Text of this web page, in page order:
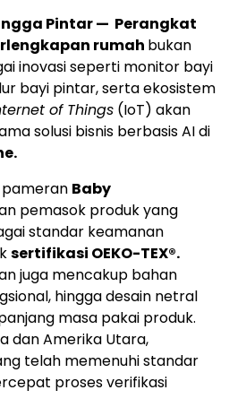
Pintar — Perangkat
rumah bukan
inovasi seperti monitor bayi
bayi pintar, serta ekosistem
of Things (IoT) akan
solusi bisnis berbasis AI di
pameran Baby
pemasok produk yang
standar keamanan
sertifikasi OEKO-TEX®.
juga mencakup bahan
hingga desain netral
masa pakai produk.
dan Amerika Utara,
telah memenuhi standar
proses verifikasi